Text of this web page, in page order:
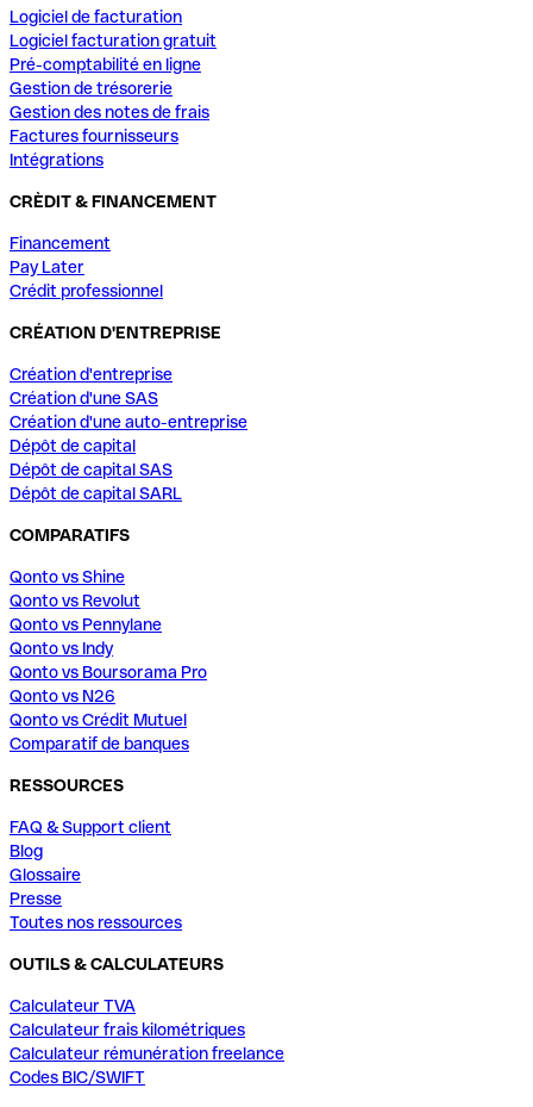
Logiciel de facturation
Logiciel facturation gratuit
Pré-comptabilité en ligne
Gestion de trésorerie
Gestion des notes de frais
Factures fournisseurs
Intégrations
CRÈDIT & FINANCEMENT
Financement
Pay Later
Crédit professionnel
CRÉATION D'ENTREPRISE
Création d'entreprise
Création d'une SAS
Création d'une auto-entreprise
Dépôt de capital
Dépôt de capital SAS
Dépôt de capital SARL
COMPARATIFS
Qonto vs Shine
Qonto vs Revolut
Qonto vs Pennylane
Qonto vs Indy
Qonto vs Boursorama Pro
Qonto vs N26
Qonto vs Crédit Mutuel
Comparatif de banques
RESSOURCES
FAQ & Support client
Blog
Glossaire
Presse
Toutes nos ressources
OUTILS & CALCULATEURS
Calculateur TVA
Calculateur frais kilométriques
Calculateur rémunération freelance
Codes BIC/SWIFT